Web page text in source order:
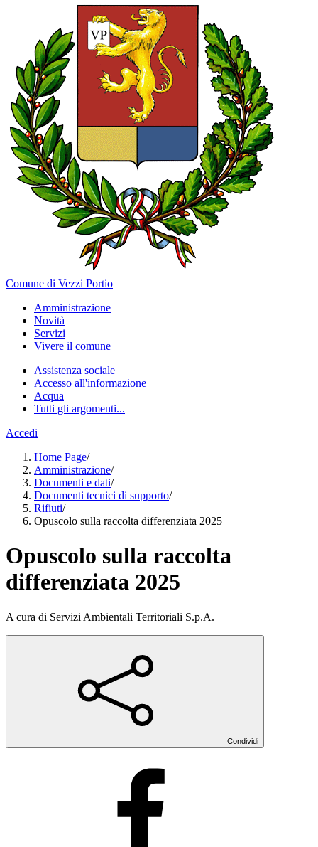
Comune di Vezzi Portio
Amministrazione
Novità
Servizi
Vivere il comune
Assistenza sociale
Accesso all'informazione
Acqua
Tutti gli argomenti...
Accedi
Home Page/
Amministrazione/
Documenti e dati/
Documenti tecnici di supporto/
Rifiuti/
Opuscolo sulla raccolta differenziata 2025
Opuscolo sulla raccolta
differenziata 2025
A cura di Servizi Ambientali Territoriali S.p.A.
Condividi